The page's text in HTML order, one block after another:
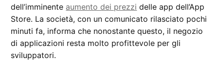
dell’imminente aumento dei prezzi delle app dell’App
Store. La società, con un comunicato rilasciato pochi
minuti fa, informa che nonostante questo, il negozio
di applicazioni resta molto profittevole per gli
sviluppatori.